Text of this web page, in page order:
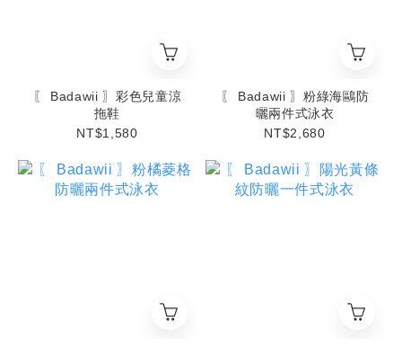
〖 Badawii 〗彩色兒童涼
拖鞋
NT$1,580
〖 Badawii 〗粉綠海鷗防
曬兩件式泳衣
NT$2,680